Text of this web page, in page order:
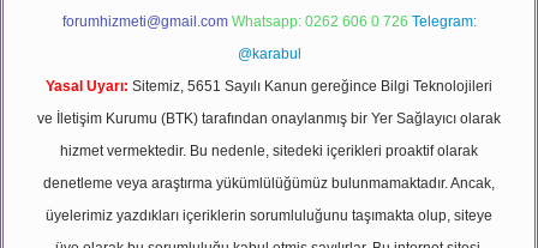
forumhizmeti@gmail.com Whatsapp: 0262 606 0 726 Telegram:
@karabul
Yasal Uyarı: Sitemiz, 5651 Sayılı Kanun gereğince Bilgi Teknolojileri
ve İletişim Kurumu (BTK) tarafından onaylanmış bir Yer Sağlayıcı olarak
hizmet vermektedir. Bu nedenle, sitedeki içerikleri proaktif olarak
denetleme veya araştırma yükümlülüğümüz bulunmamaktadır. Ancak,
üyelerimiz yazdıkları içeriklerin sorumluluğunu taşımakta olup, siteye